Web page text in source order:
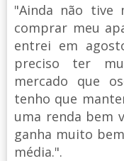
"Ainda não tive
comprar meu
entrei em
preciso ter
mercado que
tenho que
uma renda bem
ganha muito
média.".